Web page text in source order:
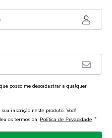
posso me descadastrar a qualquer
inscrição neste produto. Você,
os termos da Política de Privacidade *